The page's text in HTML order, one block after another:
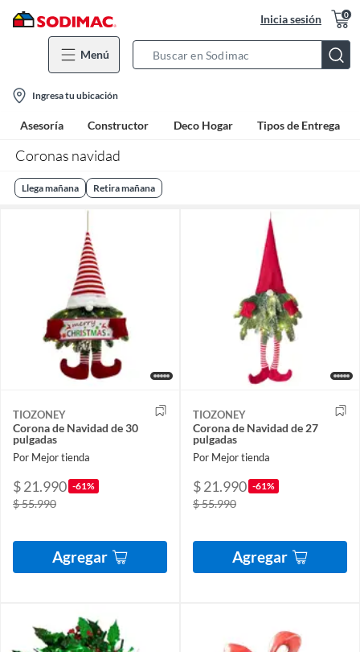
Inicia sesión 0
Menú
Bar
location-
icon
Ingresa tu ubicación
Asesoría Constructor Deco Hogar Tipos de Entrega
Coronas navidad
Llega mañana Retira mañana
TIOZONEY
Corona de Navidad de 30
pulgadas
Por Mejor tienda
$ 21.990 -61%
$ 55.990
Agregar
TIOZONEY
Corona de Navidad de 27
pulgadas
Por Mejor tienda
$ 21.990 -61%
$ 55.990
Agregar